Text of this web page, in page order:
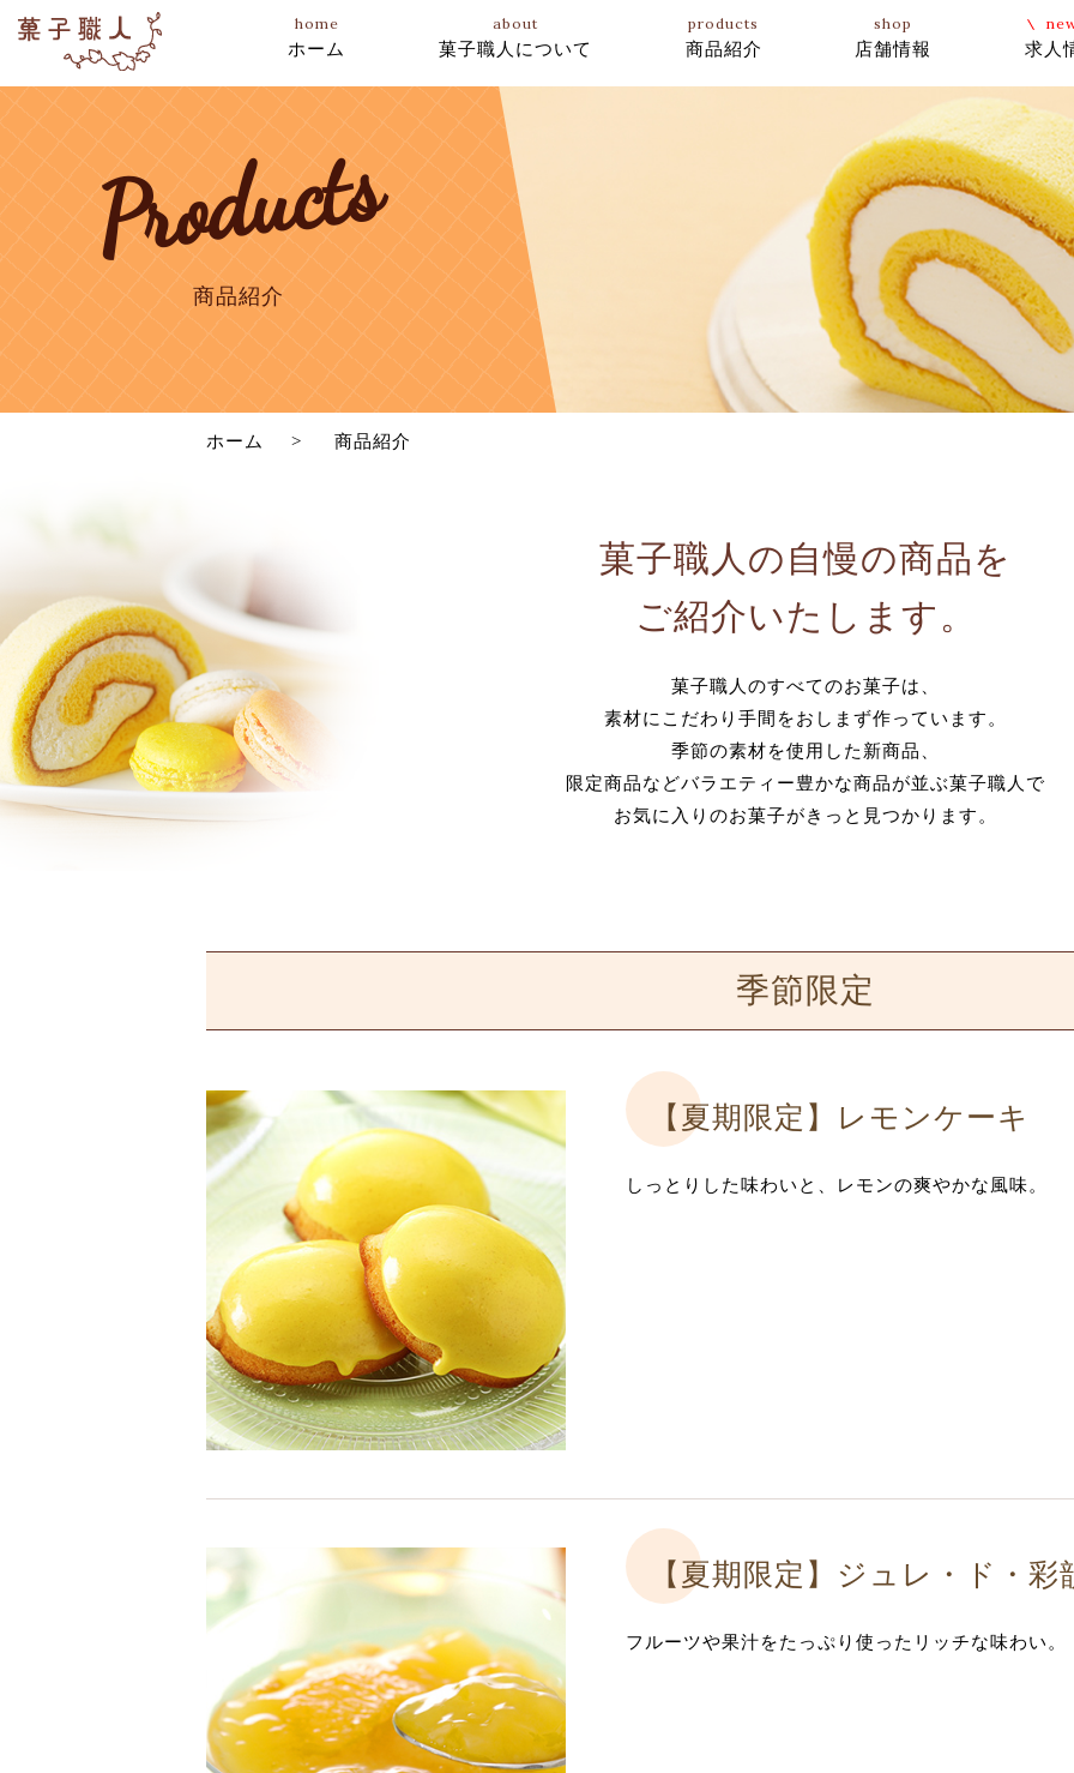
home
ホーム
about
菓子職人について
products
商品紹介
季節限定 洋生ケーキ マカロン
焼き菓子
shop
店舗情報 求人
Products
商品紹介
ホーム 商品紹介
菓子職人の自慢の商品を
ご紹介いたします。
菓子職人のすべてのお菓子は、
素材にこだわり手間をおしまず作っています。
季節の素材を使用した新商品、
限定商品などバラエティー豊かな商品が並ぶ菓子職人で
お気に入りのお菓子がきっと見つかります。
季節限定
【夏期限定】 レモンケーキ
しっとりした味わいと、レモンの爽やかな風味。
【夏期限定】 ジュレ・ド・彩
フルーツや果汁をたっぷり使ったリッチな味わい。